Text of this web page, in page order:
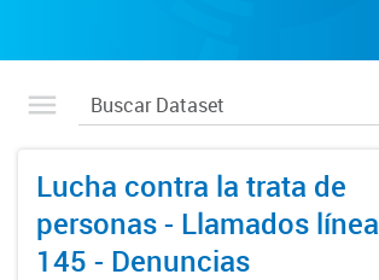
Lucha contra la trata de
personas - Llamados línea
145 - Denuncias